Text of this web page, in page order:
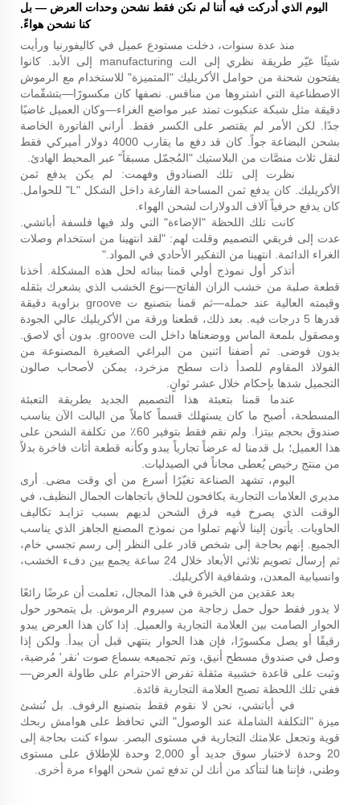
اليوم الذي أدركت فيه أننا لم نكن فقط نشحن وحدات العرض — بل
كنا نشحن هواءً.
منذ عدة سنوات، دخلت مستودع عميل في كاليفورنيا ورأيت
شيئًا غيّر طريقة نظري إلى الت manufacturing إلى الأبد. كانوا
يفتحون شحنة من حوامل الأكريليك "المتميزة" للاستخدام مع الرموش
الاصطناعية التي اشتروها من منافس. نصفها كان مكسورًا—بتشقّمات
دقيقة مثل شبكة عنكبوت تمتد عبر مواضع الغراء—وكان العميل غاضبًا
جدًا. لكن الأمر لم يقتصر على الكسر فقط. أراني الفاتورة الخاصة
بشحن البضاعة جواً. كان قد دفع ما يقارب 4000 دولار أميركي فقط
لنقل ثلاث منصَّات من البلاستيك "المُجمّل مسبقاً" عبر المحيط الهادئ.
نظرت إلى تلك الصنادوق وفهمت: لم يكن يدفع ثمن
الأكريليك. كان يدفع ثمن المساحة الفارغة داخل الشكل "L" للحوامل.
كان يدفع حرفياً آلاف الدولارات لشحن الهواء.
كانت تلك اللحظة "الإضاءة" التي ولد فيها فلسفة أباتشي.
عدت إلى فريقي التصميم وقلت لهم: "لقد انتهينا من استخدام وصلات
الغراء الدائمة. انتهينا من التفكير الأحادي في المواد."
أتذكر أول نموذج أولي قمنا ببنائه لحل هذه المشكلة. أخذنا
قطعة صلبة من خشب الزان الفاتح—نوع الخشب الذي يشعرك بثقله
وقيمته العالية عند حمله—ثم قمنا بتصنيع ت groove بزاوية دقيقة
قدرها 5 درجات فيه. بعد ذلك، قطعنا ورقة من الأكريليك عالي الجودة
ومصقول بلمعة الماس ووضعناها داخل الت groove. بدون أي لاصق.
بدون فوضى. ثم أضفنا اثنين من البراغي الصغيرة المصنوعة من
الفولاذ المقاوم للصدأ ذات سطح مزخرد، يمكن لأصحاب صالون
التجميل شدها بإحكام خلال عشر ثوانٍ.
عندما قمنا بتعبئة هذا التصميم الجديد بطريقة التعبئة
المسطحة، أصبح ما كان يستهلك قسماً كاملاً من البالت الآن يناسب
صندوق بحجم بيتزا. ولم نقم فقط بتوفير 60٪ من تكلفة الشحن على
هذا العميل؛ بل قدمنا له عرضاً تجارياً يبدو وكأنه قطعة أثاث فاخرة بدلاً
من منتج رخيص يُعطى مجاناً في الصيدليات.
اليوم، تشهد الصناعة تغيّرًا أسرع من أي وقت مضى. أرى
مديري العلامات التجارية يكافحون للحاق باتجاهات الجمال النظيف، في
الوقت الذي يصرخ فيه فرق الشحن لديهم بسبب تزايـد تكاليف
الحاويات. يأتون إلينا لأنهم تملوا من نموذج المصنع الجاهز الذي يناسب
الجميع. إنهم بحاجة إلى شخص قادر على النظر إلى رسم تجسي خام،
ثم إرسال تصويم ثلاثي الأبعاد خلال 24 ساعة يجمع بين دفء الخشب،
وانسيابية المعدن، وشفافية الأكريليك.
بعد عقدين من الخبرة في هذا المجال، تعلمت أن عرضًا رائعًا
لا يدور فقط حول حمل زجاجة من سيروم الرموش. بل يتمحور حول
الحوار الصامت بين العلامة التجارية والعميل. إذا كان هذا العرض يبدو
رقيقًا أو يصل مكسورًا، فإن هذا الحوار ينتهي قبل أن يبدأ. ولكن إذا
وصل في صندوق مسطح أنيق، وتم تجميعه بسماع صوت 'نقر' مُرضية،
وثبت على قاعدة خشبية مثقلة تفرض الاحترام على طاولة العرض—
ففي تلك اللحظة تصبح العلامة التجارية قائدة.
في أباتشي، نحن لا نقوم فقط بتصنيع الرفوف. بل نُنشئ
ميزة "التكلفة الشاملة عند الوصول" التي تحافظ على هوامش ربحك
قوية وتجعل علامتك التجارية في مستوى البصر. سواء كنت بحاجة إلى
20 وحدة لاختبار سوق جديد أو 2,000 وحدة للإطلاق على مستوى
وطني، فإننا هنا لنتأكد من أنك لن تدفع ثمن شحن الهواء مرة أخرى.